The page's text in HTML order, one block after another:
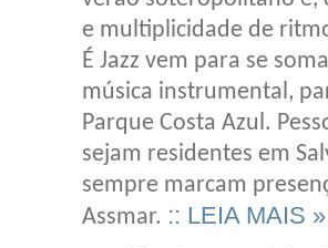
e multiplicidade de
É Jazz vem para se
música instrumental,
Parque Costa Azul.
sejam residentes em
sempre marcam
Assmar. :: LEIA MAIS »